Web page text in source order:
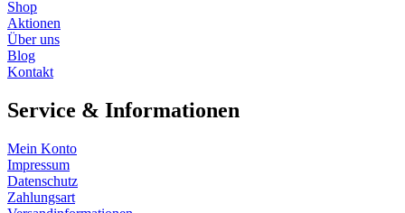
Shop
Aktionen
Über uns
Blog
Kontakt
Service & Informationen
Mein Konto
Impressum
Datenschutz
Zahlungsart